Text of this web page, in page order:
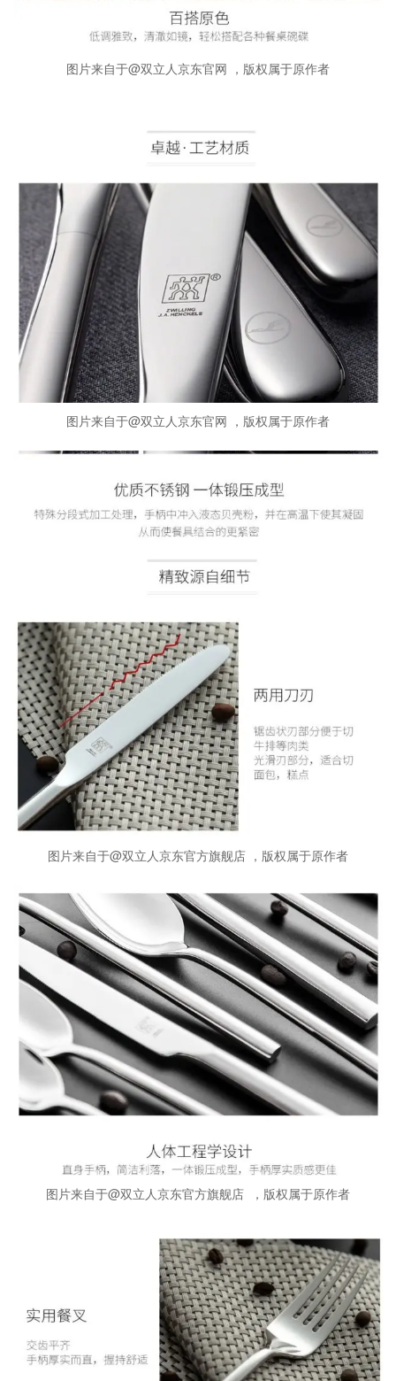
图片来自于@双立人京东官网 ，版权属于原作者
图片来自于@双立人京东官网 ，版权属于原作者
图片来自于@双立人京东官方旗舰店 ，版权属于原作者
图片来自于@双立人京东官方旗舰店 ，版权属于原作者